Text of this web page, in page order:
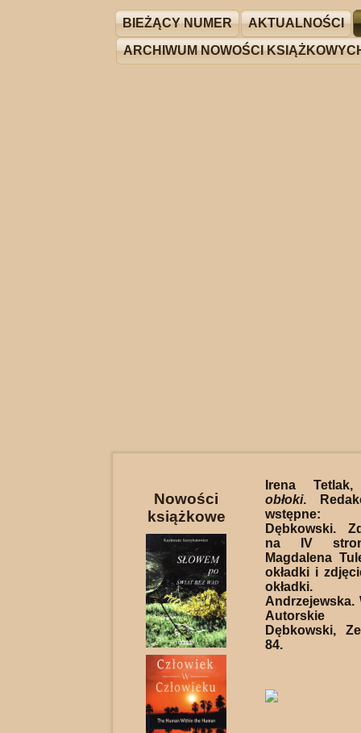
BIEŻĄCY NUMER AKTUALNOŚCI
ARCHIWUM NOWOŚCI
Nowości
książkowe
Irena
obłoki.
Dębkowski.
na IV
Magdalena
okładki i
Andrzejewska.
Dębkowski,
84.